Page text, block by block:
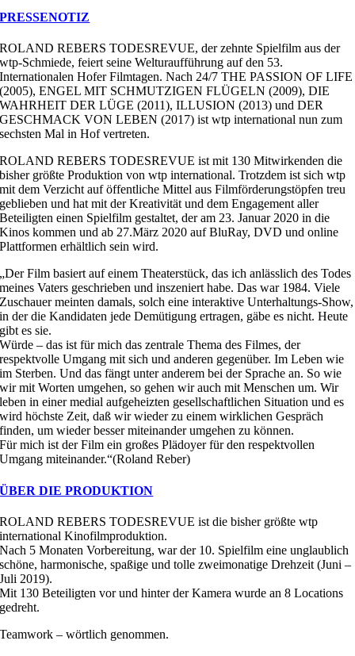
PRESSENOTIZ
ROLAND REBERS TODESREVUE, der zehnte Spielfilm aus der
wtp-Schmiede, feiert seine Welturaufführung auf den 53.
Internationalen Hofer Filmtagen. Nach 24/7 THE PASSION OF LIFE
(2005), ENGEL MIT SCHMUTZIGEN FLÜGELN (2009), DIE
WAHRHEIT DER LÜGE (2011), ILLUSION (2013) und DER
GESCHMACK VON LEBEN (2017) ist wtp international nun zum
sechsten Mal in Hof vertreten.
ROLAND REBERS TODESREVUE ist mit 130 Mitwirkenden die
bisher größte Produktion von wtp international. Trotzdem ist sich wtp
mit dem Verzicht auf öffentliche Mittel aus Filmförderungstöpfen treu
geblieben und hat mit der Kreativität und dem Engagement aller
Beteiligten einen Spielfilm gestaltet, der am 23. Januar 2020 in die
Kinos kommen und ab 27.März 2020 auf BluRay, DVD und online
Plattformen erhältlich sein wird.
„Der Film basiert auf einem Theaterstück, das ich anlässlich des Todes
meines Vaters geschrieben und inszeniert habe. Das war 1984. Viele
Zuschauer meinten damals, solch eine interaktive Unterhaltungs-Show,
in der die Kandidaten jede Demütigung ertragen, gäbe es nicht. Heute
gibt es sie.
Würde – das ist für mich das zentrale Thema des Filmes, der
respektvolle Umgang mit sich und anderen gegenüber. Im Leben wie
im Sterben. Und das fängt unter anderem bei der Sprache an. So wie
wir mit Worten umgehen, so gehen wir auch mit Menschen um. Wir
leben in einer medial aufgeheizten gesellschaftlichen Situation und es
wird höchste Zeit, daß wir wieder zu einem wirklichen Gespräch
finden, um wieder besser miteinander umgehen zu können.
Für mich ist der Film ein großes Plädoyer für den respektvollen
Umgang miteinander.“(Roland Reber)
ÜBER DIE PRODUKTION
ROLAND REBERS TODESREVUE ist die bisher größte wtp
international Kinofilmproduktion.
Nach 5 Monaten Vorbereitung, war der 10. Spielfilm eine unglaublich
schöne, harmonische, spaßige und tolle zweimonatige Drehzeit (Juni –
Juli 2019).
Mit 130 Beteiligten vor und hinter der Kamera wurde an 8 Locations
gedreht.
Teamwork – wörtlich genommen.